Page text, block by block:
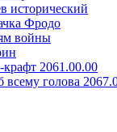
исторический
Фродо
войны
2061.00.00
голова